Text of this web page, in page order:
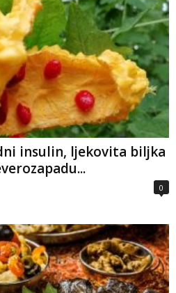
insulin, ljekovita biljka
0